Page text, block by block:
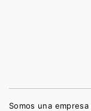
Somos una